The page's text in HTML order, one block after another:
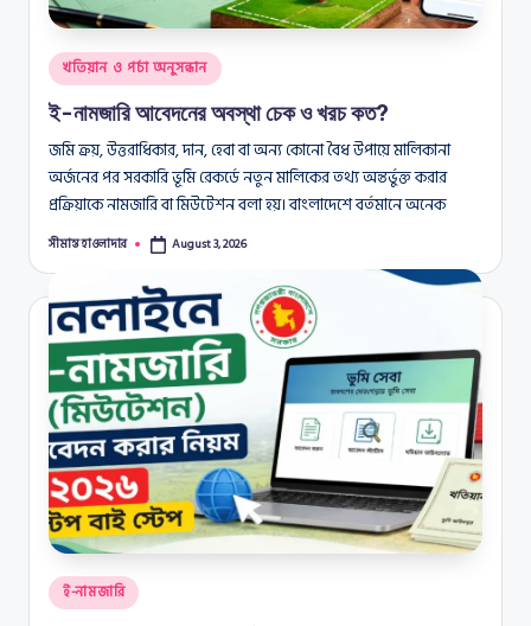
Posted
in
খতিয়ান ও পর্চা অনুসন্ধান
ই-নামজারি আবেদনের অবস্থা চেক ও খরচ কত?
জমি ক্রয়, উত্তরাধিকার, দান, হেবা বা অন্য কোনো বৈধ উপায়ে মালিকানা
অর্জনের পর সরকারি ভূমি রেকর্ডে নতুন মালিকের তথ্য অন্তর্ভুক্ত করার
প্রক্রিয়াকে নামজারি বা মিউটেশন বলা হয়। বাংলাদেশে বর্তমানে অনেক
Posted
সীমান্ত হাওলাদার August 3, 2026
Posted
in
ই-নামজারি